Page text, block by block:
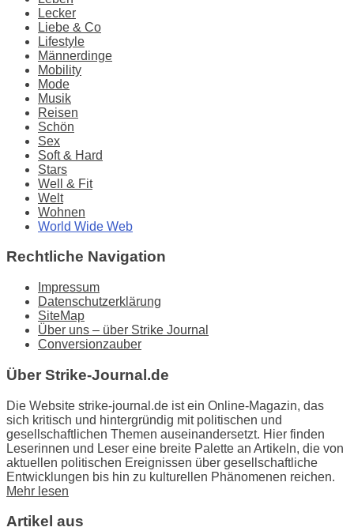
Lecker
Liebe & Co
Lifestyle
Männerdinge
Mobility
Mode
Musik
Reisen
Schön
Sex
Soft & Hard
Stars
Well & Fit
Welt
Wohnen
World Wide Web
Rechtliche Navigation
Impressum
Datenschutzerklärung
SiteMap
Über uns – über Strike Journal
Conversionzauber
Über Strike-Journal.de
Die Website strike-journal.de ist ein Online-Magazin, das
sich kritisch und hintergründig mit politischen und
gesellschaftlichen Themen auseinandersetzt. Hier finden
Leserinnen und Leser eine breite Palette an Artikeln, die von
aktuellen politischen Ereignissen über gesellschaftliche
Entwicklungen bis hin zu kulturellen Phänomenen reichen.
Mehr lesen
Artikel aus